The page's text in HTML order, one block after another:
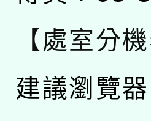
【處室分機
建議瀏覽